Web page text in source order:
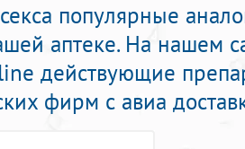
популярные
аптеке. На нашем
действующие
фирм с авиа